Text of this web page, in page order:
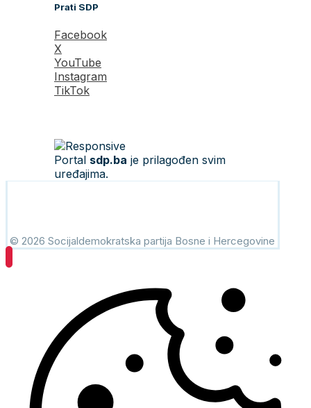
Prati SDP
Facebook
X
YouTube
Instagram
TikTok
Portal sdp.ba je prilagođen svim
uređajima.
© 2026 Socijaldemokratska partija Bosne i Hercegovine